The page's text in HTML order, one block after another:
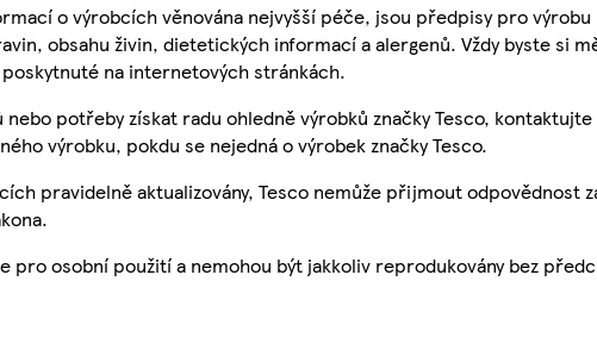
o výrobcích věnována nejvyšší péče, jsou předpisy pro
obsahu živin, dietetických informací a alergenů. Vždy byste si
na internetových stránkách.
nebo potřeby získat radu ohledně výrobků značky Tesco,
výrobku, pokdu se nejedná o výrobek značky Tesco.
pravidelně aktualizovány, Tesco nemůže přijmout odpovědnost
pro osobní použití a nemohou být jakkoliv reprodukovány bez